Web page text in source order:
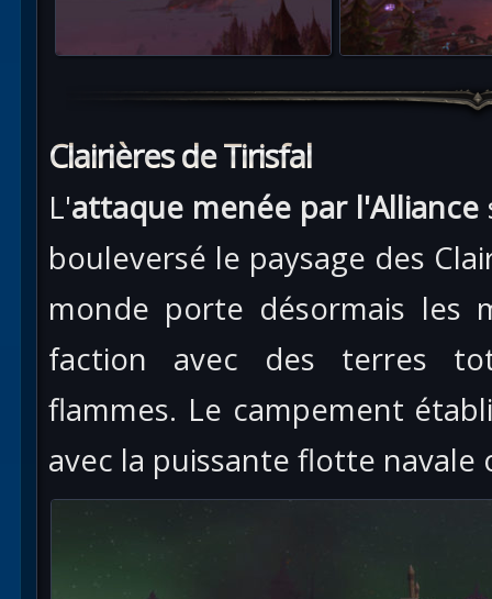
Clairières de Tirisfal
L'attaque menée par l'Alliance
bouleversé le paysage des
monde porte désormais les
faction avec des terres
flammes. Le campement
avec la puissante flotte navale